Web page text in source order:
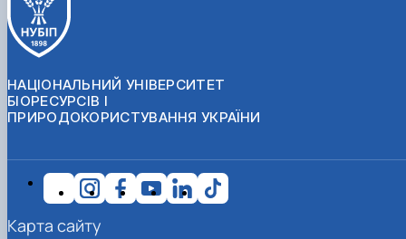
НАЦІОНАЛЬНИЙ УНІВЕРСИТЕТ
БІОРЕСУРСІВ І
ПРИРОДОКОРИСТУВАННЯ УКРАЇНИ
Карта сайту